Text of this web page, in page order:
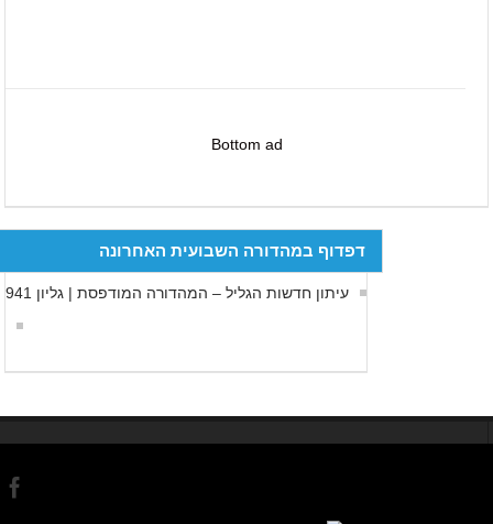
Bottom ad
דפדוף במהדורה השבועית האחרונה
עיתון חדשות הגליל – המהדורה המודפסת | גליון 941